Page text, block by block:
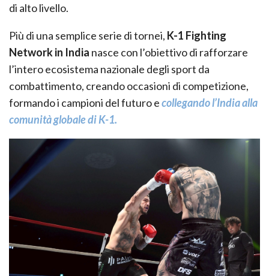
di alto livello.
Più di una semplice serie di tornei, K-1 Fighting
Network in India nasce con l’obiettivo di rafforzare
l’intero ecosistema nazionale degli sport da
combattimento, creando occasioni di competizione,
formando i campioni del futuro ecollegando l’India alla
comunità globale di K-1.